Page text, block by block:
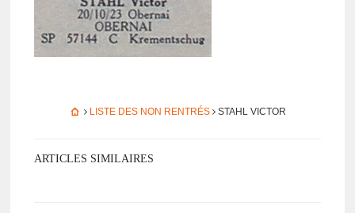
LISTE DES NON RENTRÉS STAHL VICTOR
ARTICLES SIMILAIRES